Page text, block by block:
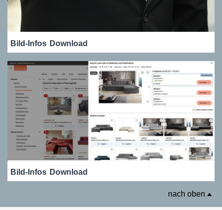
Bild-Infos Download
Bild-Infos Download
nach oben